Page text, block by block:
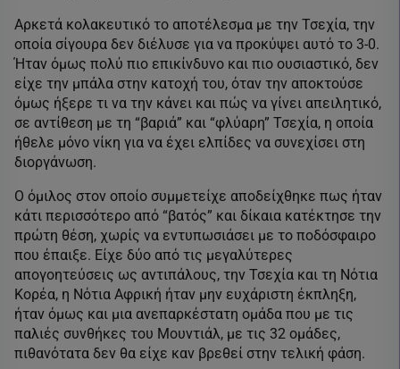
Αρκετά κολακευτικό το αποτέλεσμα με την Τσεχία, την
οποία σίγουρα δεν διέλυσε για να προκύψει αυτό το 3-0.
Ήταν όμως πολύ πιο επικίνδυνο και πιο ουσιαστικό, δεν
είχε την μπάλα στην κατοχή του, όταν την αποκτούσε
όμως ήξερε τι να την κάνει και πώς να γίνει απειλητικό,
σε αντίθεση με τη “βαριά” και “φλύαρη” Τσεχία, η οποία
ήθελε μόνο νίκη για να έχει ελπίδες να συνεχίσει στη
διοργάνωση.
Ο όμιλος στον οποίο συμμετείχε αποδείχθηκε πως ήταν
κάτι περισσότερο από “βατός” και δίκαια κατέκτησε την
πρώτη θέση, χωρίς να εντυπωσιάσει με το ποδόσφαιρο
που έπαιξε. Είχε δύο από τις μεγαλύτερες
απογοητεύσεις ως αντιπάλους, την Τσεχία και τη Νότια
Κορέα, η Νότια Αφρική ήταν μην ευχάριστη έκπληξη,
ήταν όμως και μια ανεπαρκέστατη ομάδα που με τις
παλιές συνθήκες του Μουντιάλ, με τις 32 ομάδες,
πιθανότατα δεν θα είχε καν βρεθεί στην τελική φάση.